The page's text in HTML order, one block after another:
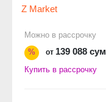
Z Market
Можно в рассрочку
%
от 139 088 сум
Купить в рассрочку